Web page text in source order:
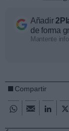
Añadir
de forma
Mantente
Compartir